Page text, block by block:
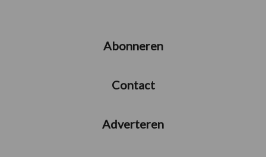
Abonneren
Contact
Adverteren